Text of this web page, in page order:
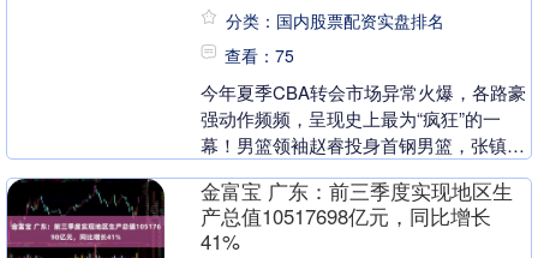
分类：国内股票配资实盘排名
查看：75
今年夏季CBA转会市场异常火爆，各路豪
强动作频频，呈现史上最为“疯狂”的一
幕！男篮领袖赵睿投身首钢男篮，张镇麟
奔赴上海男篮，而崔永熙、焦泊乔则联手
加盟广东男篮，....
金富宝 广东：前三季度实现地区生
产总值10517698亿元，同比增长
41%